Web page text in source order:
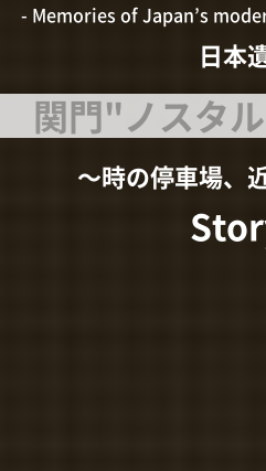
- Memories of Japan’s
日本
関門"ノスタ
～時の停車場、